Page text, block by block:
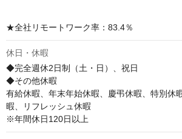
★全社リモートワーク率：83.4％
休日・休暇
◆完全週休2日制（土・日）、祝日
◆その他休暇
有給休暇、年末年始休暇、慶弔休暇、特別休
暇、リフレッシュ休暇
※年間休日120日以上